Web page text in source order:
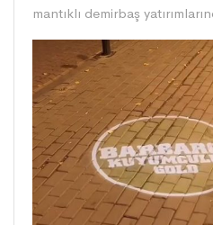
mantıklı demirbaş